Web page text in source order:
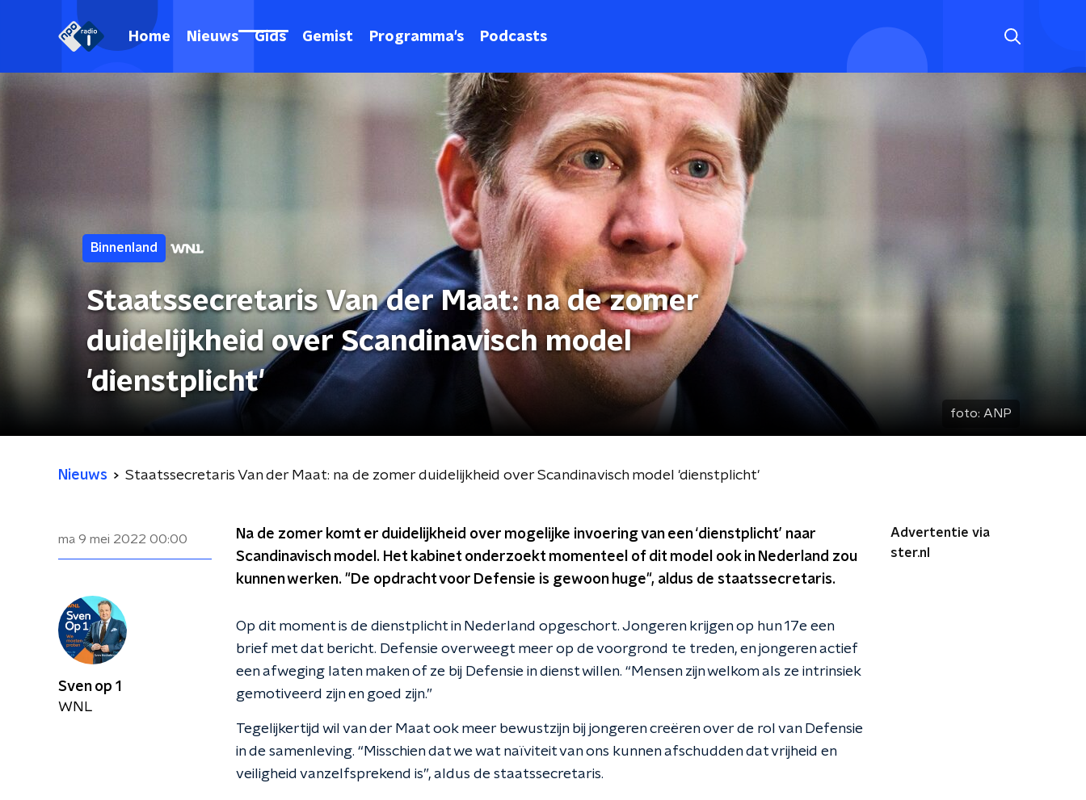
Home Nieuws Gids Gemist Programma's Podcasts
Binnenland
Staatssecretaris Van der Maat: na de zomer
duidelijkheid over Scandinavisch model
'dienstplicht'
foto: ANP
Nieuws Staatssecretaris Van der Maat: na de zomer duidelijkheid over Scandinavisch model 'dienstplicht'
ma 9 mei 2022 00:00
Na de zomer komt er duidelijkheid over mogelijke invoering van een ‘dienstplicht’ naar
Scandinavisch model. Het kabinet onderzoekt momenteel of dit model ook in Nederland zou
kunnen werken. "De opdracht voor Defensie is gewoon huge", aldus de staatssecretaris.
Op dit moment is de dienstplicht in Nederland opgeschort. Jongeren krijgen op hun 17e een
brief met dat bericht. Defensie overweegt meer op de voorgrond te treden, en jongeren actief
een afweging laten maken of ze bij Defensie in dienst willen. “Mensen zijn welkom als ze intrinsiek
gemotiveerd zijn en goed zijn.”
Tegelijkertijd wil van der Maat ook meer bewustzijn bij jongeren creëren over de rol van Defensie
in de samenleving. “Misschien dat we wat naïviteit van ons kunnen afschudden dat vrijheid en
veiligheid vanzelfsprekend is”, aldus de staatssecretaris.
Advertentie via
ster.nl
Sven op 1
WNL